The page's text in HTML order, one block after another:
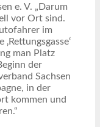
e. V. „Darum
vor Ort sind.
im
man Platz
der
Sachsen
in der
kommen und